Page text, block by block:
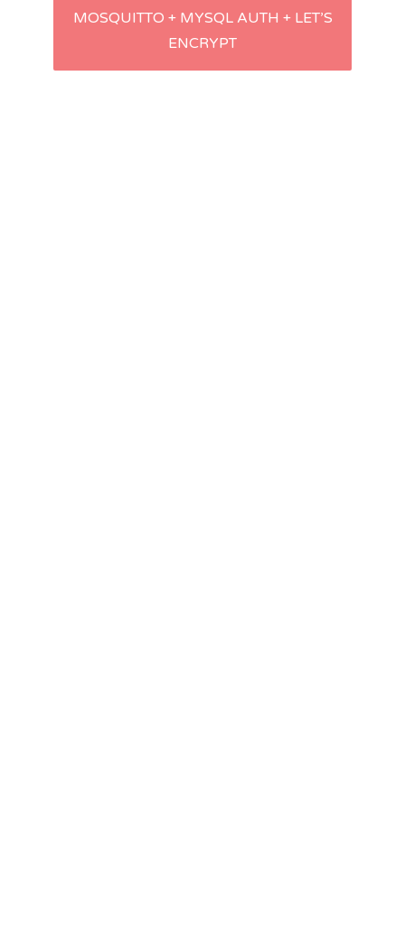
MOSQUITTO + MYSQL AUTH + LET’S
ENCRYPT